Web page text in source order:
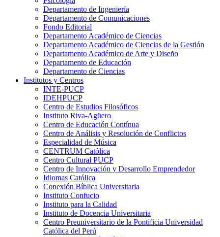
Departamento de Ingeniería
Departamento de Comunicaciones
Fondo Editorial
Departamento Académico de Ciencias
Departamento Académico de Ciencias de la Gestión
Departamento Académico de Arte y Diseño
Departamento de Educación
Departamento de Ciencias
Institutos y Centros
INTE-PUCP
IDEHPUCP
Centro de Estudios Filosóficos
Instituto Riva-Agüero
Centro de Educación Contínua
Centro de Análisis y Resolución de Conflictos
Especialidad de Música
CENTRUM Católica
Centro Cultural PUCP
Centro de Innovación y Desarrollo Emprendedor
Idiomas Católica
Conexión Bíblica Universitaria
Instituto Confucio
Instituto para la Calidad
Instituto de Docencia Universitaria
Centro Preuniversitario de la Pontificia Universidad
Católica del Perú